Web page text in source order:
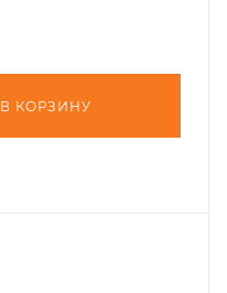
В КОРЗИНУ